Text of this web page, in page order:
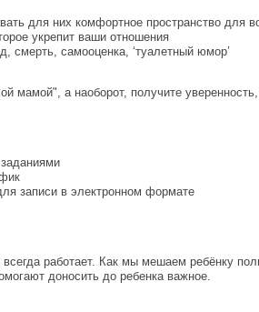
для них комфортное пространство для
укрепит ваши отношения
смерть, самооценка, ‘туалетный юмор’
мамой", а наоборот, получите
записи в электронном формате
работает. Как мы мешаем ребёнку
доносить до ребенка важное.